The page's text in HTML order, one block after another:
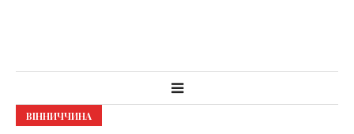
ВІННИЧЧИНА